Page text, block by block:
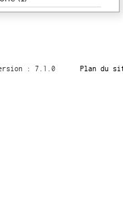
: 7.1.0 Plan du